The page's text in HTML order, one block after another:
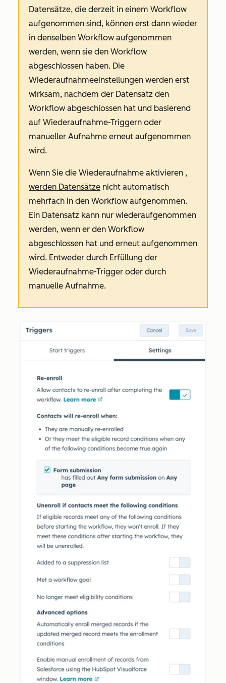
Datensätze, die derzeit in einem Workflow
aufgenommen sind, können erst dann wieder
in denselben Workflow aufgenommen
werden, wenn sie den Workflow
abgeschlossen haben. Die
Wiederaufnahmeeinstellungen werden erst
wirksam, nachdem der Datensatz den
Workflow abgeschlossen hat und basierend
auf Wiederaufnahme-Triggern oder
manueller Aufnahme erneut aufgenommen
wird.
Wenn Sie die Wiederaufnahme aktivieren ,
werden Datensätze nicht automatisch
mehrfach in den Workflow aufgenommen.
Ein Datensatz kann nur wiederaufgenommen
werden, wenn er den Workflow
abgeschlossen hat und erneut aufgenommen
wird. Entweder durch Erfüllung der
Wiederaufnahme-Trigger oder durch
manuelle Aufnahme.